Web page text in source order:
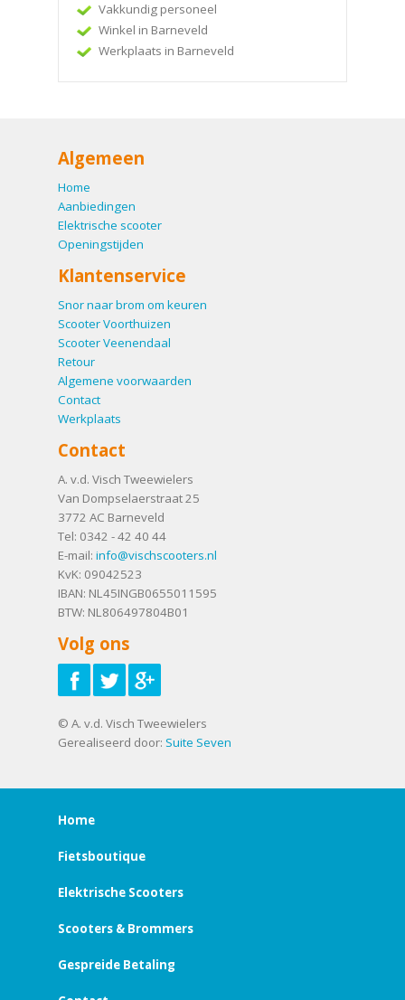
Vakkundig personeel
Winkel in Barneveld
Werkplaats in Barneveld
Algemeen
Home
Aanbiedingen
Elektrische scooter
Openingstijden
Klantenservice
Snor naar brom om keuren
Scooter Voorthuizen
Scooter Veenendaal
Retour
Algemene voorwaarden
Contact
Werkplaats
Contact
A. v.d. Visch Tweewielers
Van Dompselaerstraat 25
3772 AC Barneveld
Tel: 0342 - 42 40 44
E-mail: info@vischscooters.nl
KvK: 09042523
IBAN: NL45INGB0655011595
BTW: NL806497804B01
Volg ons
© A. v.d. Visch Tweewielers
Gerealiseerd door: Suite Seven
Home
Fietsboutique
Elektrische Scooters
Scooters & Brommers
Gespreide Betaling